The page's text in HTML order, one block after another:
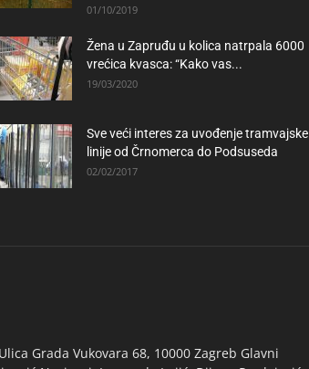
01/10/2019
Žena u Zapruđu u kolica natrpala 6000
vrećica kvasca: “Kako vas...
19/03/2020
Sve veći interes za uvođenje tramvajske
linije od Črnomerca do Podsuseda
02/02/2017
Grada Vukovara 68, 10000 Zagreb Glavni